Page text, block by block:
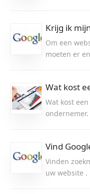
Krijg ik
Om een
moeten er
Wat kost
Wat kost
ondernemer.
Vind
Vinden
uw website .